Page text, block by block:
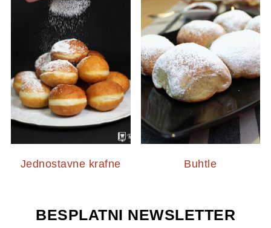
Jednostavne krafne Buhtle
BESPLATNI NEWSLETTER